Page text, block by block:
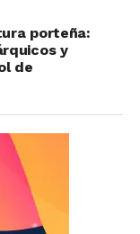
porteña:
y
de